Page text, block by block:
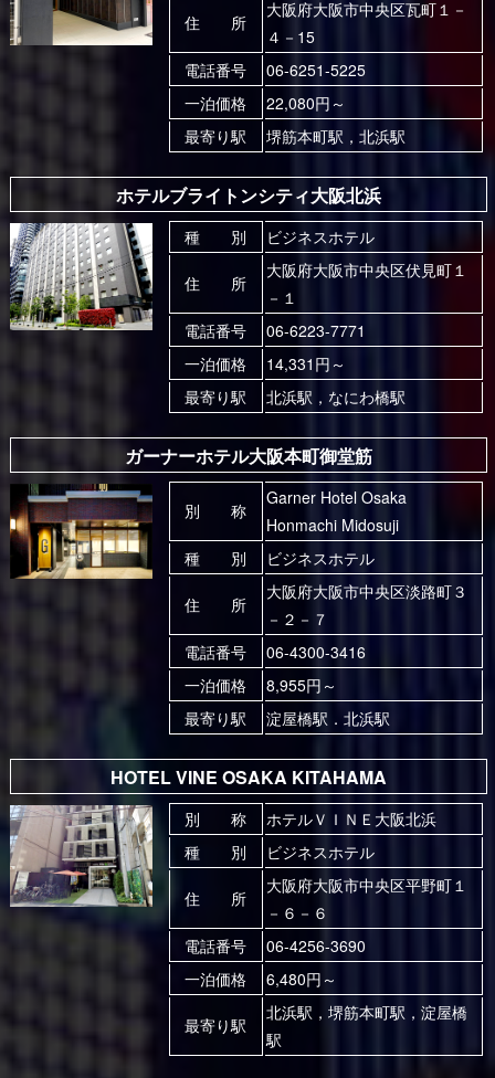
住 所
大阪府大阪市中央区瓦町１－
４－15
電話番号
06-6251-5225
一泊価格
22,080円～
最寄り駅
堺筋本町駅，北浜駅
ホテルブライトンシティ大阪北浜
種 別 ビジネスホテル
住 所
大阪府大阪市中央区伏見町１
－１
電話番号
06-6223-7771
一泊価格
14,331円～
最寄り駅
北浜駅，なにわ橋駅
ガーナーホテル大阪本町御堂筋
別 称
Garner Hotel Osaka
Honmachi Midosuji
種 別
ビジネスホテル
住 所
大阪府大阪市中央区淡路町３
－２－７
電話番号
06-4300-3416
一泊価格
8,955円～
最寄り駅
淀屋橋駅．北浜駅
HOTEL VINE OSAKA KITAHAMA
別 称
ホテルＶＩＮＥ大阪北浜
種 別
ビジネスホテル
住 所
大阪府大阪市中央区平野町１
－６－６
電話番号
06-4256-3690
一泊価格
6,480円～
最寄り駅
北浜駅，堺筋本町駅，淀屋橋
駅